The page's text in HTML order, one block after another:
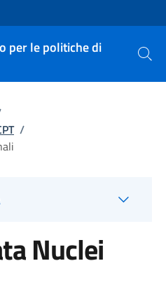
per le politiche di
Cerca
/
Nuclei